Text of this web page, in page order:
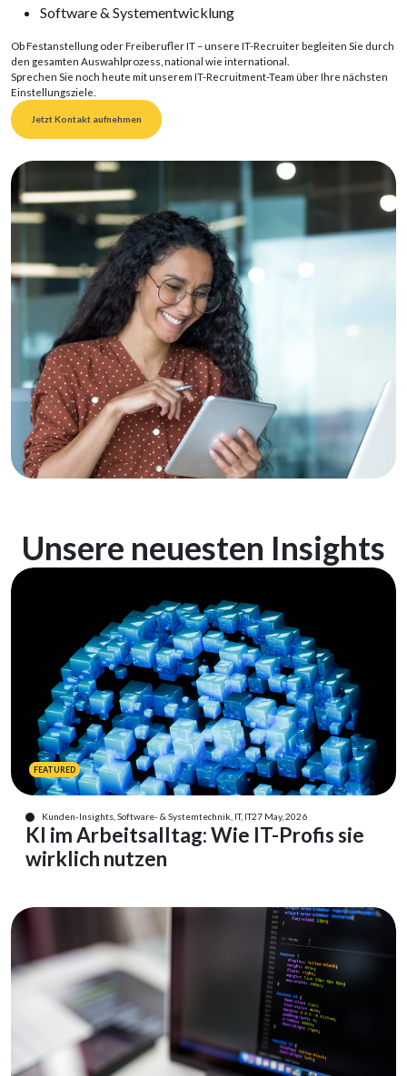
Software & Systementwicklung
ObFestanstellung oderFreiberuflerIT –unsere IT-Recruiterbegleiten Sie durch
den gesamten Auswahlprozess national wie international
Sprechen Sie noch heute mitunserem IT-Recruitment-Team überIhre nächsten
Einstellungsziele
Jetzt Kontakt aufnehmen
Unsere neuesten Insights
FEATURED
Kunden-Insights, Software- & Systemtechnik, IT, IT27 May, 2026
KI im Arbeitsalltag: Wie IT-Profis sie
wirklich nutzen